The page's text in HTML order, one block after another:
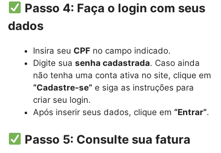
Passo 4: Faça o login com seus
dados
Insira seu CPF no campo indicado.
Digite sua senha cadastrada. Caso ainda
não tenha uma conta ativa no site, clique em
“Cadastre-se” e siga as instruções para
criar seu login.
Após inserir seus dados, clique em “Entrar”.
Passo 5: Consulte sua fatura